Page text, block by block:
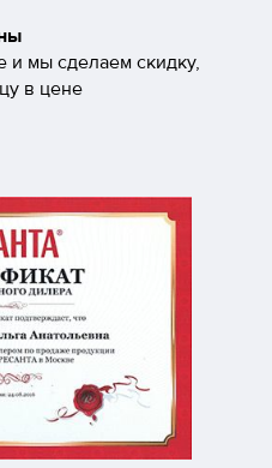
и мы сделаем скидку,
в цене